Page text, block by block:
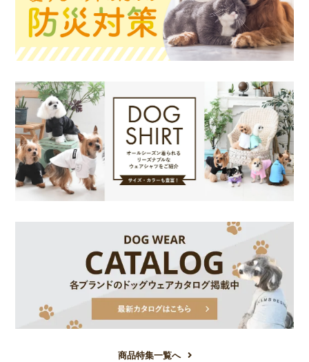
商品特集一覧へ